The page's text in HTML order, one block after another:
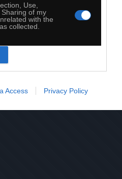
Use,
of my
with the
collected.
Access Privacy Policy